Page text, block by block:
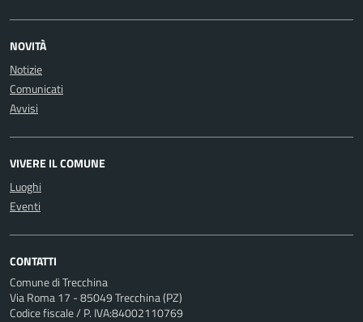
NOVITÀ
Notizie
Comunicati
Avvisi
VIVERE IL COMUNE
Luoghi
Eventi
CONTATTI
Comune di Trecchina
Via Roma 17 - 85049 Trecchina (PZ)
Codice fiscale / P. IVA:84002110769